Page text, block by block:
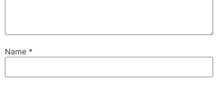
Name *